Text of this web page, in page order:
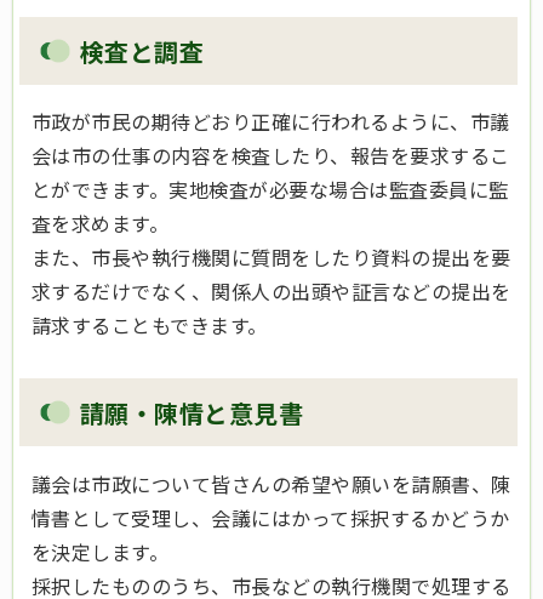
検査と調査
市政が市民の期待どおり正確に行われるように、市議
会は市の仕事の内容を検査したり、報告を要求するこ
とができます。実地検査が必要な場合は監査委員に監
査を求めます。
また、市長や執行機関に質問をしたり資料の提出を要
求するだけでなく、関係人の出頭や証言などの提出を
請求することもできます。
請願・陳情と意見書
議会は市政について皆さんの希望や願いを請願書、陳
情書として受理し、会議にはかって採択するかどうか
を決定します。
採択したもののうち、市長などの執行機関で処理する